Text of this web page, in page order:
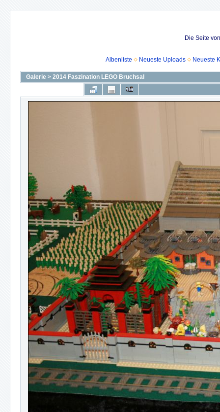
Die Seite
Albenliste Neueste Uploads Neueste
Galerie > 2014 Faszination LEGO Bruchsal